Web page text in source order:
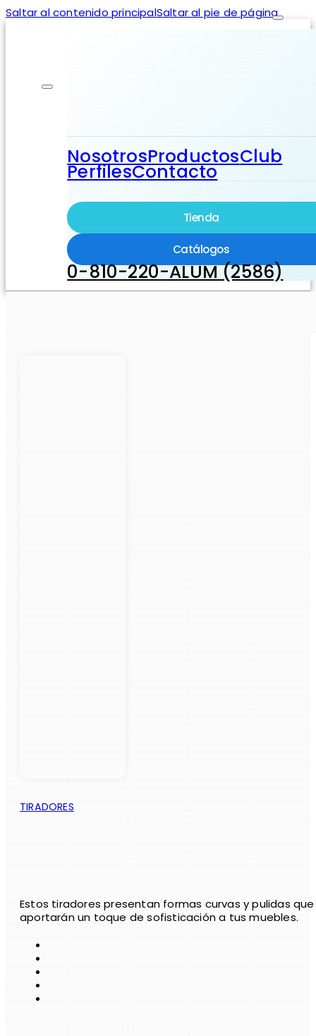
Saltar al contenido principalSaltar al pie de página
NosotrosProductosClub
PerfilesContacto
Tienda
Catálogos
0-810-220-ALUM (2586)
TIRADORES
Estos tiradores presentan formas curvas y pulidas que
aportarán un toque de sofisticación a tus muebles.